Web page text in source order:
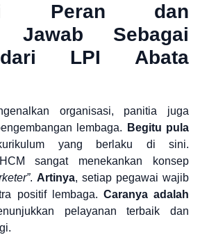
Peran dan
Jawab Sebagai
LPI Abata
organisasi, panitia juga
lembaga.
Begitu pula
yang berlaku di sini.
sangat menekankan konsep
. Artinya, setiap pegawai wajib
positif lembaga. Caranya adalah
pelayanan terbaik dan